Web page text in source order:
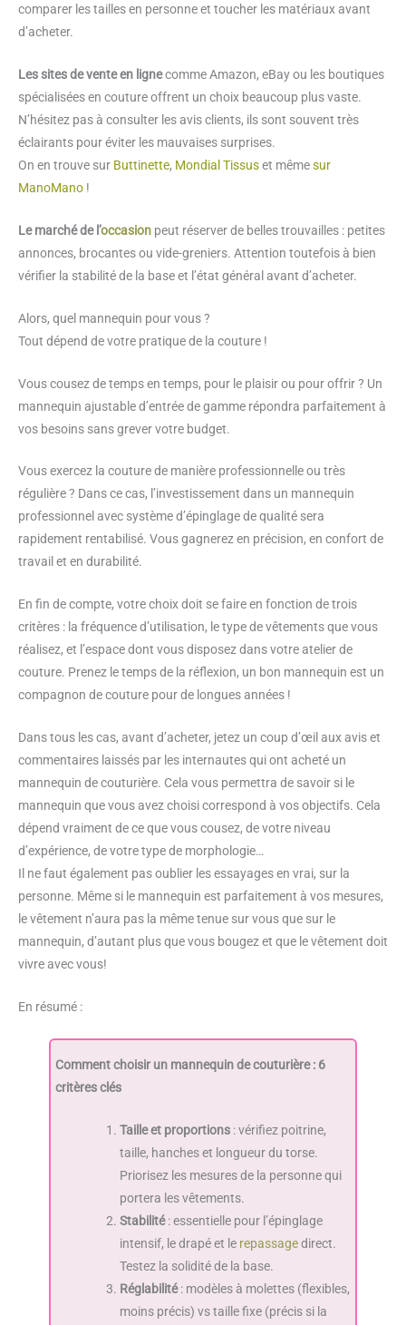
comparer les tailles en personne et toucher les matériaux avant
d’acheter.
Les sites de vente en lignecomme Amazon, eBay ou les boutiques
spécialisées en couture offrent un choix beaucoup plus vaste.
N’hésitez pas à consulter les avis clients, ils sont souvent très
éclairants pour éviter les mauvaises surprises.
On en trouve sur Buttinette, Mondial Tissuset mêmesur
ManoMano !
Le marché de l’occasion peut réserver de belles trouvailles : petites
annonces, brocantes ou vide-greniers. Attention toutefois à bien
vérifier la stabilité de la base et l’état général avant d’acheter.
Alors, quel mannequin pour vous ?
Tout dépend de votre pratique de la couture !
Vous cousez de temps en temps, pour le plaisir ou pour offrir ? Un
mannequin ajustable d’entrée de gamme répondra parfaitement à
vos besoins sans grever votre budget.
Vous exercez la couture de manière professionnelle ou très
régulière ? Dans ce cas, l’investissement dans un mannequin
professionnel avec système d’épinglage de qualité sera
rapidement rentabilisé. Vous gagnerez en précision, en confort de
travail et en durabilité.
En fin de compte, votre choix doit se faire en fonction de trois
critères : la fréquence d’utilisation, le type de vêtements que vous
réalisez, et l’espace dont vous disposez dans votre atelier de
couture. Prenez le temps de la réflexion, un bon mannequin est un
compagnon de couture pour de longues années !
Dans tous les cas, avant d’acheter, jetez un coup d’œil aux avis et
commentaires laissés par les internautes qui ont acheté un
mannequin de couturière. Cela vous permettra de savoir si le
mannequin que vous avez choisi correspond à vos objectifs. Cela
dépend vraiment de ce que vous cousez, de votre niveau
d’expérience, de votre type de morphologie…
Il ne faut également pas oublier les essayages en vrai, sur la
personne. Même si le mannequin est parfaitement à vos mesures,
le vêtement n’aura pas la même tenue sur vous que sur le
mannequin, d’autant plus que vous bougez et que le vêtement doit
vivre avec vous!
En résumé :
Comment choisir un mannequin de couturière : 6
critères clés
Taille et proportions : vérifiez poitrine,
taille, hanches et longueur du torse.
Priorisez les mesures de la personne qui
portera les vêtements.
Stabilité: essentielle pour l’épinglage
intensif, le drapé et le repassagedirect.
Testez la solidité de la base.
Réglabilité: modèles à molettes (flexibles,
moins précis) vs taille fixe (précis si la